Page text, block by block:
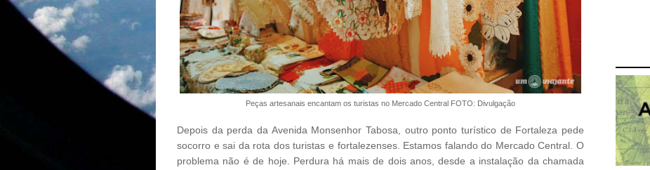
Peças artesanais encantam os turistas no Mercado Central FOTO: Divulgação
Depois da perda da Avenida Monsenhor Tabosa, outro ponto turístico de Fortaleza pede
socorro e sai da rota dos turistas e fortalezenses. Estamos falando do Mercado Central. O
problema não é de hoje. Perdura há mais de dois anos, desde a instalação da chamada